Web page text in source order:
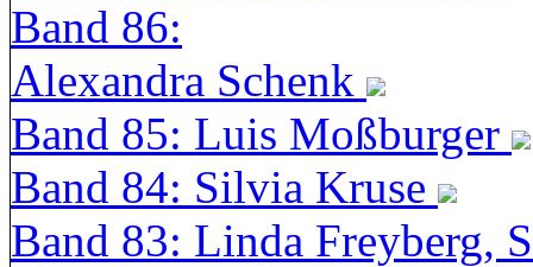
Band 86:
Alexandra Schenk
Band 85: Luis Moßburger
Band 84: Silvia Kruse
Band 83: Linda Freyberg,